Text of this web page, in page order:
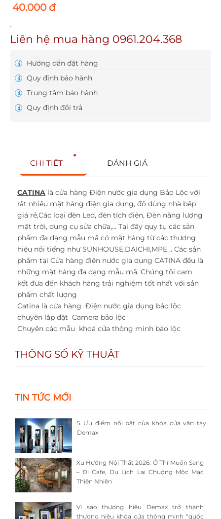
40.000 đ
.
Liên hệ mua hàng 0961.204.368
Hướng dẫn đặt hàng
Quy định bảo hành
Trung tâm bảo hành
Quy định đổi trả
CHI TIẾT ĐÁNH GIÁ
CATINA là cửa hàng Điện nước gia dụng Bảo Lộc với
rất nhiều mặt hàng điện gia dụng, đồ dùng nhà bếp
giá rẻ,Các loại đèn Led, đèn tích điện, Đèn năng lượng
mặt trời, dụng cụ sửa chữa,... Tại đây quy tụ các sản
phẩm đa dạng mẫu mã có mặt hàng từ các thương
hiệu nổi tiếng như SUNHOUSE,DAICHI,MPE .. Các sản
phẩm tại Cửa hàng điện nước gia dụng CATINA đều là
những mặt hàng đa dạng mẫu mã. Chúng tôi cam
kết đưa đến khách hàng trải nghiệm tốt nhất với sản
phẩm chất lượng
Catina là cửa hàng Điện nước gia dụng bảo lộc
chuyên lắp đặt Camera bảo lộc
Chuyên các mẫu khoá cửa thông minh bảo lộc
THÔNG SỐ KỸ THUẬT
TIN TỨC MỚI
5 Ưu điểm nổi bật của khóa cửa vân tay
Demax
Xu Hướng Nội Thất 2026: Ở Thì Muốn Sang
– Đi Cafe, Du Lịch Lại Chuộng Mộc Mạc
Thiên Nhiên
Vì sao thương hiệu Demax trở thành
thương hiệu khóa cửa thông minh “quốc